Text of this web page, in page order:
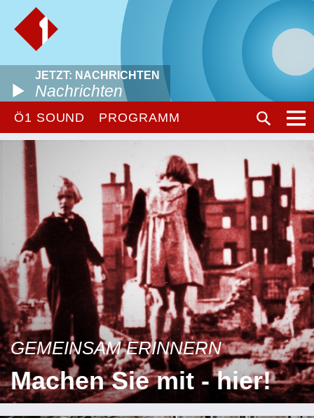
JETZT: NACHRICHTEN
Nachrichten
Ö1 SOUND PROGRAMM
GEMEINSAM ERINNERN
Machen Sie mit - hier!